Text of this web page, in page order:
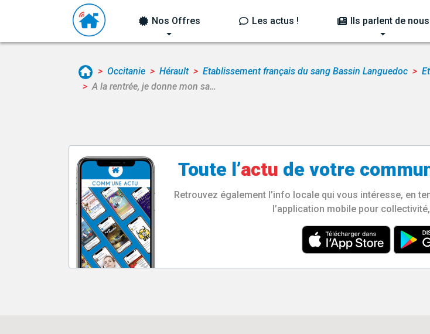
Nos Offres Les actus ! Ils parlent de nous
Occitanie Hérault Etablissement français du sang Bassin Languedoc
A la rentrée, je donne mon sa…
Toute l’actu de votre
Retrouvez également l’info locale qui vous intéresse, en
l’application mobile pour